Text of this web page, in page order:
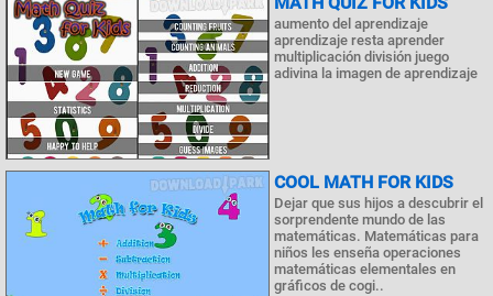
aumento del aprendizaje
aprendizaje resta aprender
multiplicación división juego
adivina la imagen de aprendizaje
COOL MATH FOR KIDS
Dejar que sus hijos a descubrir el
sorprendente mundo de las
matemáticas. Matemáticas para
niños les enseña operaciones
matemáticas elementales en
gráficos de cogi..